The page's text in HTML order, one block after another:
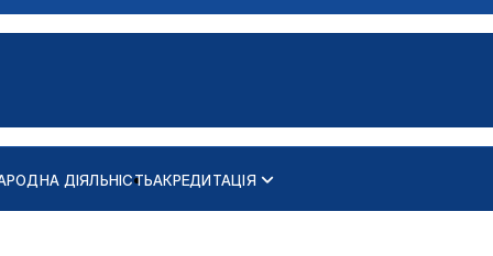
ДІЯЛЬНІСТЬАКРЕДИТАЦІЯ